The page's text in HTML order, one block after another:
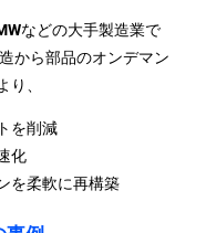
などの大手製造業で
から部品のオンデマン
り、
を削減
化
を柔軟に再構築